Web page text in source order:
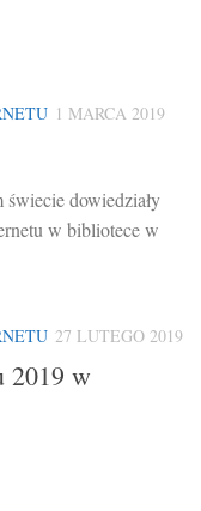
1 MARCA 2019
dowiedziały
w bibliotece w
27 LUTEGO 2019
2019 w